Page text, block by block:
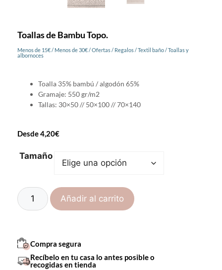
Toallas de Bambu Topo.
Menos de 15€/ Menos de 30€/Ofertas/ Regalos/Textil baño/Toallas y
albornoces
Toalla 35% bambú / algodón 65%
Gramaje: 550 gr/m2
Tallas: 30×50 // 50×100 // 70×140
Desde4,20€
Tamaño
Añadir al carrito
Compra segura
Recíbelo en tu casa lo antes posible o
recogidas en tienda